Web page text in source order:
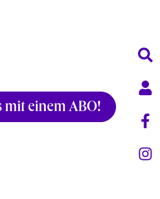
einem ABO!